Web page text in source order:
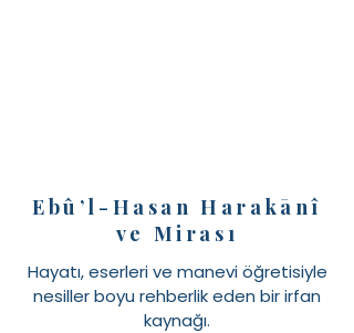
Ebû’l-Hasan Harakānî
ve Mirası
Hayatı, eserleri ve manevi öğretisiyle
nesiller boyu rehberlik eden bir irfan
kaynağı.